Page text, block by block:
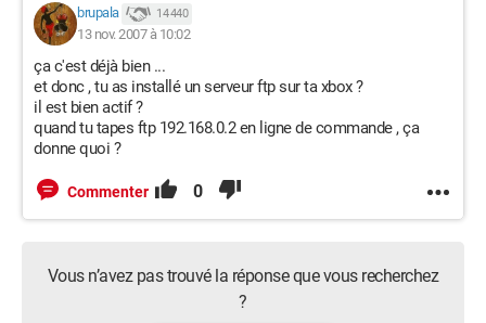
brupala 14 440
13 nov. 2007 à 10:02
ça c'est déjà bien ...
et donc , tu as installé un serveur ftp sur ta xbox ?
il est bien actif ?
quand tu tapes ftp 192.168.0.2 en ligne de commande , ça
donne quoi ?
Commenter 0
Vous n’avez pas trouvé la réponse que vous recherchez
?